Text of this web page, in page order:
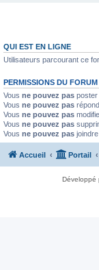
QUI EST EN LIGNE
Utilisateurs parcourant ce
PERMISSIONS DU FORUM
Vous ne pouvez pas poster
Vous ne pouvez pas
Vous ne pouvez pas
Vous ne pouvez pas
Vous ne pouvez pas
Accueil Portail
Développé